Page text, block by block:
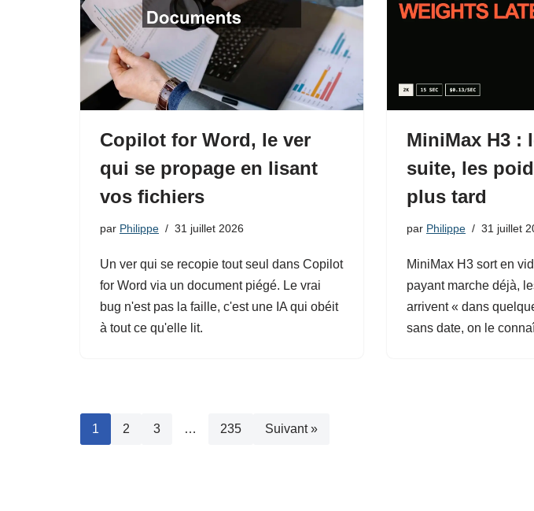
Copilot for Word, le ver
qui se propage en lisant
vos fichiers
par Philippe 31 juillet 2026
Un ver qui se recopie tout seul dans Copilot
for Word via un document piégé. Le vrai
bug n'est pas la faille, c'est une IA qui obéit
à tout ce qu'elle lit.
MiniMax H3 :
suite, les
plus tard
par Philippe 31 juillet
MiniMax H3 sort en
payant marche déjà,
arrivent « dans
sans date, on le
1 2 3 … 235 Suivant »